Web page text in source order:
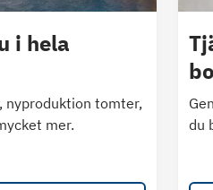
i hela
nyproduktion tomter,
mer.
du